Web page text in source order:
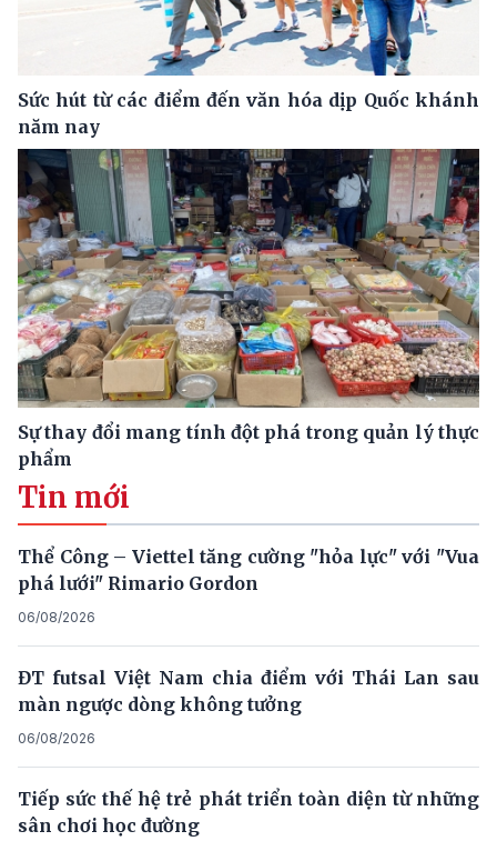
Sức hút từ các điểm đến văn hóa dịp Quốc khánh
năm nay
Sự thay đổi mang tính đột phá trong quản lý thực
phẩm
Tin mới
Thể Công – Viettel tăng cường "hỏa lực" với "Vua
phá lưới" Rimario Gordon
06/08/2026
ĐT futsal Việt Nam chia điểm với Thái Lan sau
màn ngược dòng không tưởng
06/08/2026
Tiếp sức thế hệ trẻ phát triển toàn diện từ những
sân chơi học đường